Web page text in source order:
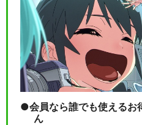
会員なら誰でも使えるお
ん